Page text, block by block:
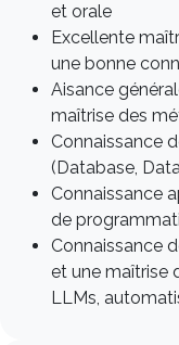
et orale
Excellente
une bonne
Aisance
maîtrise des
Connaissance
(Database,
Connaissance
de
Connaissance
et une maîtrise
LLMs,